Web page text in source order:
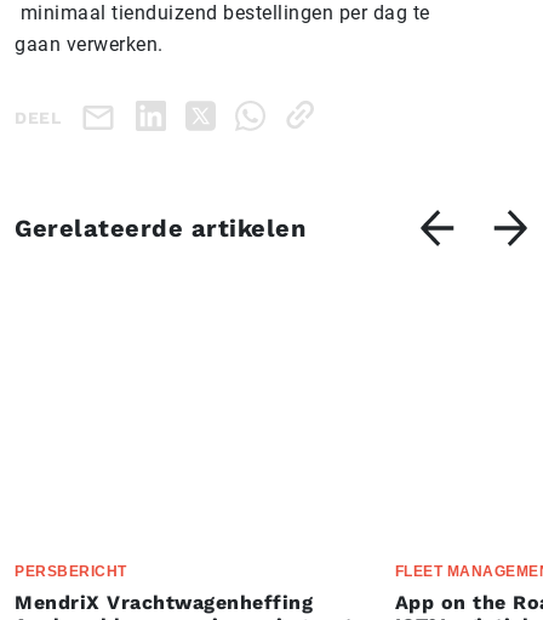
minimaal tienduizend bestellingen per dag te
gaan verwerken.
DEEL
Gerelateerde artikelen
PERSBERICHT
MendriX Vrachtwagenheffing
FLEET
App on the